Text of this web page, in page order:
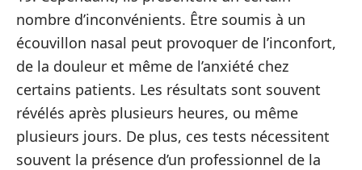
nombre d’inconvénients. Être soumis à un
écouvillon nasal peut provoquer de l’inconfort,
de la douleur et même de l’anxiété chez
certains patients. Les résultats sont souvent
révélés après plusieurs heures, ou même
plusieurs jours. De plus, ces tests nécessitent
souvent la présence d’un professionnel de la